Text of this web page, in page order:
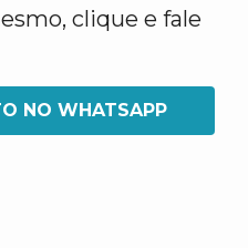
clique e fale
NO WHATSAPP